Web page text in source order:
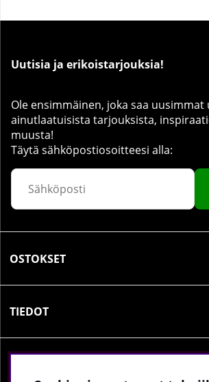
Uutisia ja erikoistarjouksia!
Ole ensimmäinen, joka saa
ainutlaatuisista tarjouksista,
muusta!
Täytä sähköpostiosoitteesi alla:
OSTOKSET
TIEDOT